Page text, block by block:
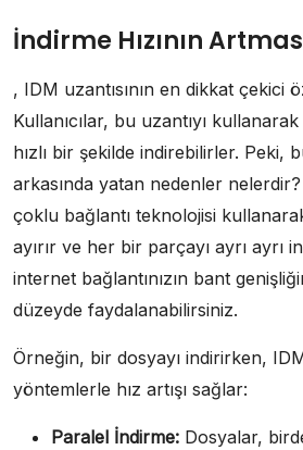
İndirme Hızının
, IDM uzantısının en dikkat çekici
Kullanıcılar, bu uzantıyı
hızlı bir şekilde indirebilirler. Peki,
arkasında yatan nedenler
çoklu bağlantı teknolojisi
ayırır ve her bir parçayı ayrı ayrı
internet bağlantınızın bant
düzeyde faydalanabilirsiniz.
Örneğin, bir dosyayı indirirken,
yöntemlerle hız artışı sağlar:
Paralel İndirme: Dosyalar,